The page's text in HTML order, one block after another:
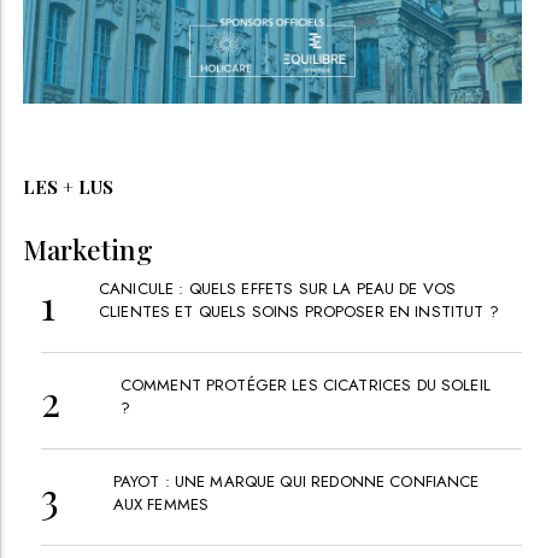
LES + LUS
Marketing
CANICULE : QUELS EFFETS SUR LA PEAU DE VOS
CLIENTES ET QUELS SOINS PROPOSER EN INSTITUT ?
COMMENT PROTÉGER LES CICATRICES DU SOLEIL
?
PAYOT : UNE MARQUE QUI REDONNE CONFIANCE
AUX FEMMES